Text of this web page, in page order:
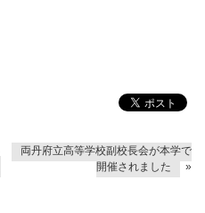
両丹府立高等学校副校長会が本学で
開催されました
»